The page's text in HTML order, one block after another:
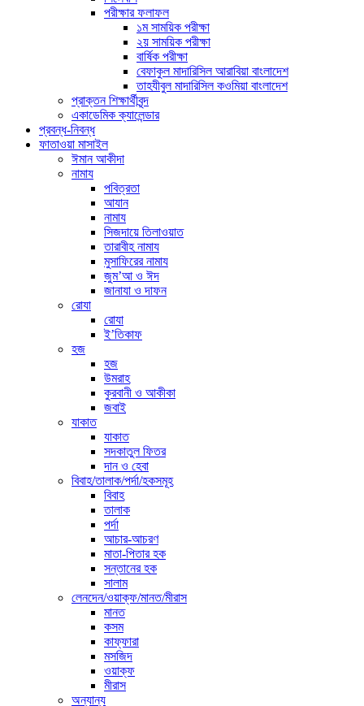
পরীক্ষার ফলাফল
১ম সাময়িক পরীক্ষা
২য় সাময়িক পরীক্ষা
বার্ষিক পরীক্ষা
বেফাকুল মাদারিসিল আরাবিয়া বাংলাদেশ
তাহযীবুল মাদারিসিল কওমিয়া বাংলাদেশ
প্রাক্তন শিক্ষার্থীবৃন্দ
একাডেমিক ক্যালেন্ডার
প্রবন্ধ-নিবন্ধ
ফাতাওয়া মাসাইল
ঈমান আকীদা
নামায
পবিত্রতা
আযান
নামায
সিজদায়ে তিলাওয়াত
তারাবীহ নামায
মুসাফিরের নামায
জুম’আ ও ঈদ
জানাযা ও দাফন
রোযা
রোযা
ই’তিকাফ
হজ
হজ
উমরাহ
কুরবানী ও আকীকা
জবাই
যাকাত
যাকাত
সদকাতুল ফিতর
দান ও হেবা
বিবাহ/তালাক/পর্দা/হকসমূহ
বিবাহ
তালাক
পর্দা
আচার-আচরণ
মাতা-পিতার হক
সন্তানের হক
সালাম
লেনদেন/ওয়াক্ফ/মানত/মীরাস
মানত
কসম
কাফ্ফারা
মসজিদ
ওয়াক্ফ
মীরাস
অন্যান্য